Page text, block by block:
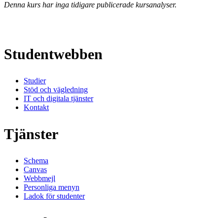
Denna kurs har inga tidigare publicerade kursanalyser.
Studentwebben
Studier
Stöd och vägledning
IT och digitala tjänster
Kontakt
Tjänster
Schema
Canvas
Webbmejl
Personliga menyn
Ladok för studenter